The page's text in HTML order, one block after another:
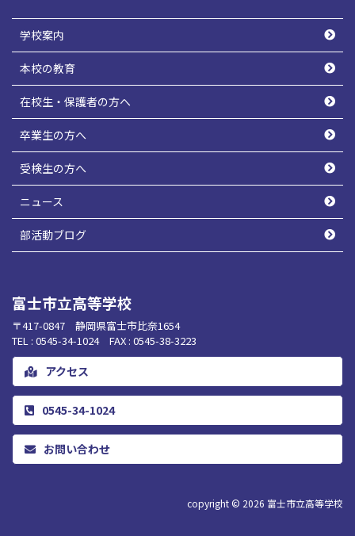
学校案内
本校の教育
在校生・保護者の方へ
卒業生の方へ
受検生の方へ
ニュース
部活動ブログ
富士市立高等学校
〒417-0847 静岡県富士市比奈1654
TEL : 0545-34-1024 FAX : 0545-38-3223
アクセス
0545-34-1024
お問い合わせ
copyright © 2026 富士市立高等学校